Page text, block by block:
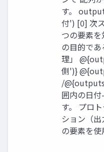
す。
付') [0] 次
つの要素
の目的で
理」
側')}
/
囲内の日
す。 プロ
ション（
の要素を